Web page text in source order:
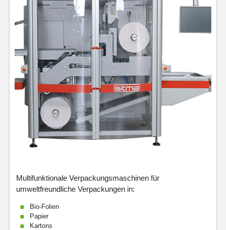
Multifunktionale Verpackungsmaschinen für
umweltfreundliche Verpackungen in:
Bio-Folien
Papier
Kartons